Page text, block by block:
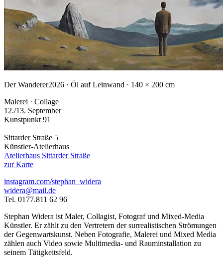
Der Wanderer2026 · Öl auf Leinwand · 140 × 200 cm
Malerei · Collage
12./13. September
Kunstpunkt 91
Sittarder Straße 5
Künstler-Atelierhaus
Atelierhaus Sittarder Straße
zur Karte
instagram.com/stephan_widera
widera@mail.de
Tel. 0177.811 62 96
Stephan Widera ist Maler, Collagist, Fotograf und Mixed-Media
Künstler. Er zählt zu den Vertretern der surrealistischen Strömungen
der Gegenwartskunst. Neben Fotografie, Malerei und Mixed Media
zählen auch Video sowie Multimedia- und Rauminstallation zu
seinem Tätigkeitsfeld.